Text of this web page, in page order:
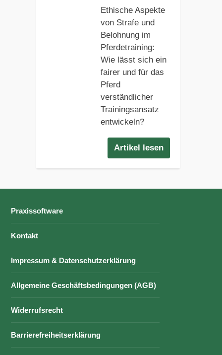
Ethische Aspekte
von Strafe und
Belohnung im
Pferdetraining:
Wie lässt sich ein
fairer und für das
Pferd
verständlicher
Trainingsansatz
entwickeln?
Artikel lesen
Praxissoftware
Kontakt
Impressum & Datenschutzerklärung
Allgemeine Geschäftsbedingungen (AGB)
Widerrufsrecht
Barrierefreiheitserklärung